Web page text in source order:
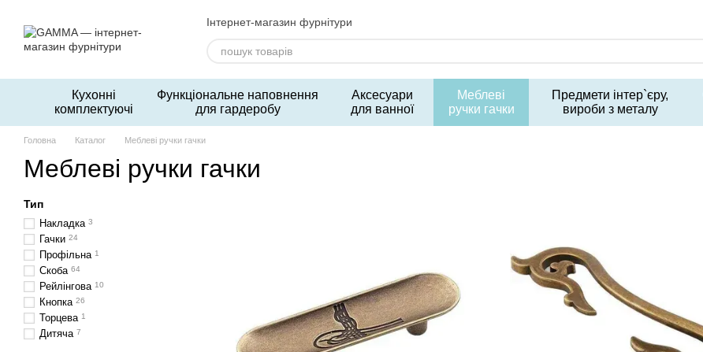
Інтернет-магазин фурнітури
Кухонні
комплектуючі
Функціональне наповнення
для гардеробу
Аксесуари
для ванної
Меблеві
ручки гачки
Предмети інтер`єру,
вироби з металу
Головна Каталог Меблеві ручки гачки
Меблеві ручки гачки
Тип
Накладка 3
Гачки 24
Профільна 1
Скоба 64
Рейлінгова 10
Кнопка 26
Торцева 1
Дитяча 7